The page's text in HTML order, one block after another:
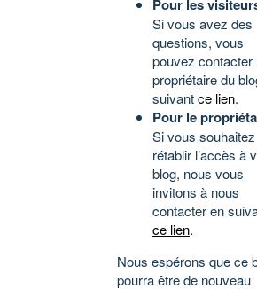
Pour les
Si vous avez des
questions, vous
pouvez contacter
propriétaire du
suivantce lien.
Pour le
Si vous souhaitez
rétablir l’accès à
blog, nous vous
invitons à nous
contacter en
ce lien.
Nous espérons que ce
pourra être de nouveau